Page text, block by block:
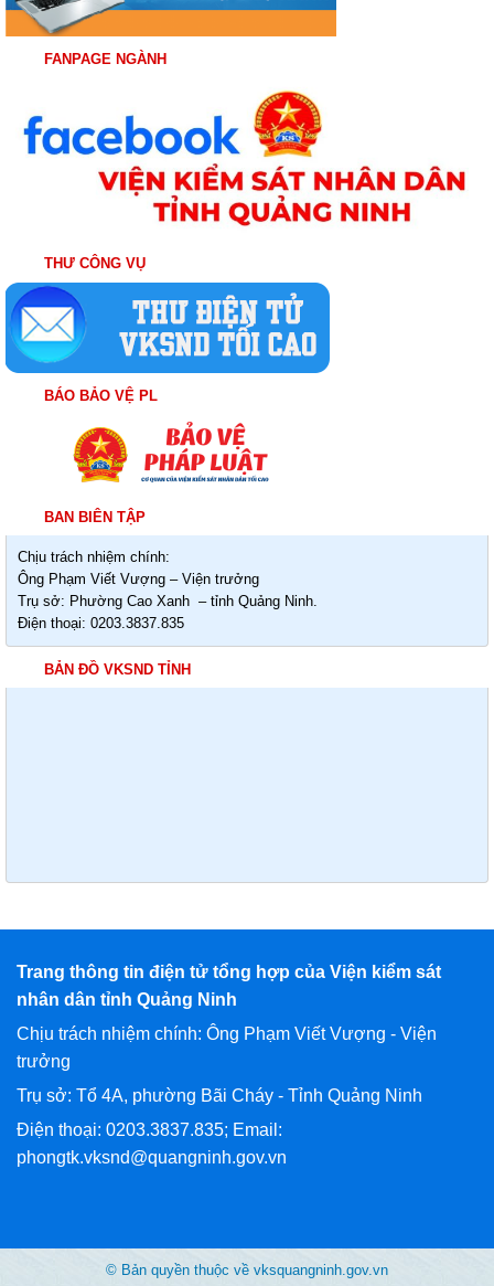
FANPAGE NGÀNH
THƯ CÔNG VỤ
BÁO BẢO VỆ PL
BAN BIÊN TẬP
Chịu trách nhiệm chính:
Ông Phạm Viết Vượng – Viện trưởng
Trụ sở: Phường Cao Xanh – tỉnh Quảng Ninh.
Điện thoại: 0203.3837.835
BẢN ĐỒ VKSND TỈNH
Trang thông tin điện tử tổng hợp của Viện kiểm sát
nhân dân tỉnh Quảng Ninh
Chịu trách nhiệm chính: Ông Phạm Viết Vượng - Viện
trưởng
Trụ sở: Tổ 4A, phường Bãi Cháy - Tỉnh Quảng Ninh
Điện thoại: 0203.3837.835; Email:
phongtk.vksnd@quangninh.gov.vn
© Bản quyền thuộc về vksquangninh.gov.vn